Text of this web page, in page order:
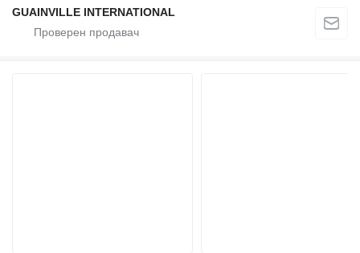
GUAINVILLE INTERNATIONAL